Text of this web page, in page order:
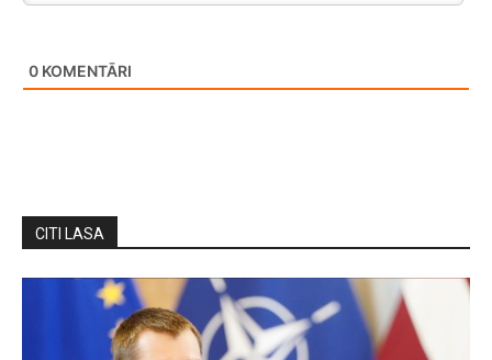
0 KOMENTĀRI
CITI LASA